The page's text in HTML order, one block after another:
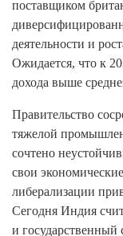
поставщиком
деятельности и
Ожидается, что к
дохода выше
Правительство
тяжелой
сочтено
свои
либерализации
Сегодня Индия
и государственный